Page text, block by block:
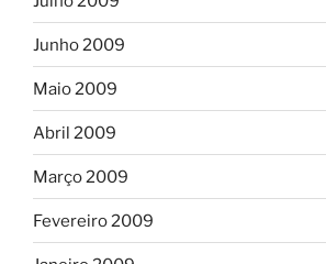
Junho 2009
Maio 2009
Abril 2009
Março 2009
Fevereiro 2009